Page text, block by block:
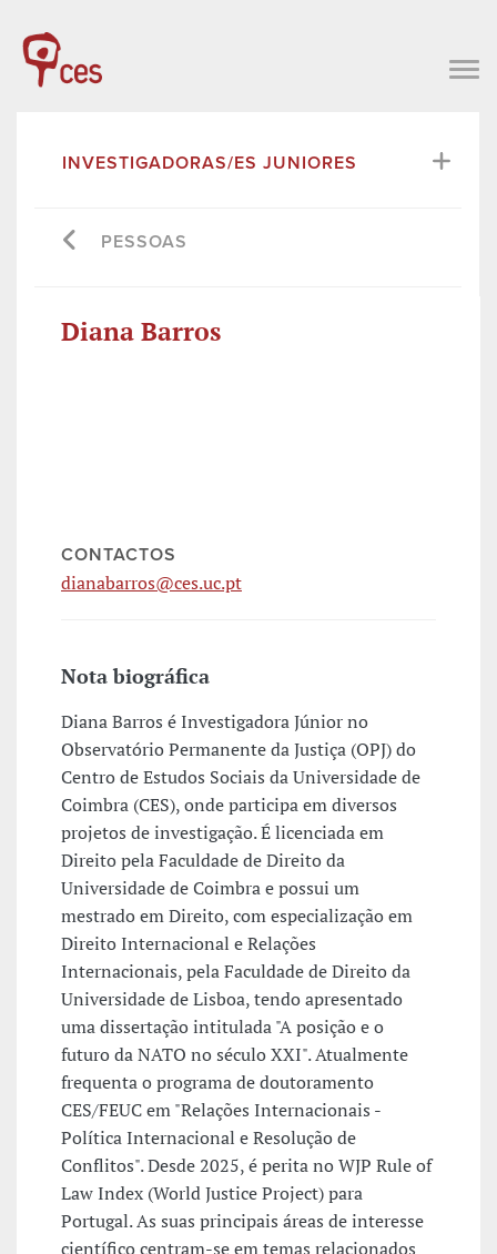
INVESTIGADORAS/ES JUNIORES
PESSOAS
Diana Barros
CONTACTOS
dianabarros@ces.uc.pt
Nota biográfica
Diana Barros é Investigadora Júnior no
Observatório Permanente da Justiça (OPJ) do
Centro de Estudos Sociais da Universidade de
Coimbra (CES), onde participa em diversos
projetos de investigação. É licenciada em
Direito pela Faculdade de Direito da
Universidade de Coimbra e possui um
mestrado em Direito, com especialização em
Direito Internacional e Relações
Internacionais, pela Faculdade de Direito da
Universidade de Lisboa, tendo apresentado
uma dissertação intitulada "A posição e o
futuro da NATO no século XXI". Atualmente
frequenta o programa de doutoramento
CES/FEUC em "Relações Internacionais -
Política Internacional e Resolução de
Conflitos". Desde 2025, é perita no WJP Rule of
Law Index (World Justice Project) para
Portugal. As suas principais áreas de interesse
científico centram-se em temas relacionados